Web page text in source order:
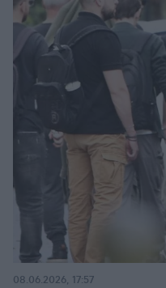
08.06.2026, 17:57